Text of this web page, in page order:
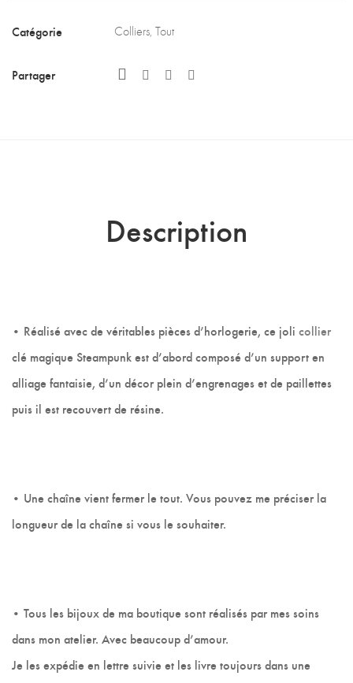
Catégorie Colliers ,Tout
Partager
Description
• Réalisé avec de véritables pièces d’horlogerie, ce joli collier
clé magique Steampunk est d’abord composé d’un support en
alliage fantaisie, d’un décor plein d’engrenages et de paillettes
puis il est recouvert de résine.
• Une chaîne vient fermer le tout. Vous pouvez me préciser la
longueur de la chaîne si vous le souhaiter.
• Tous les bijoux de ma boutique sont réalisés par mes soins
dans mon atelier. Avec beaucoup d’amour.
Je les expédie en lettre suivie et les livre toujours dans une